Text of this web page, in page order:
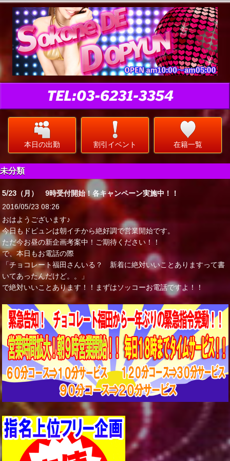
本日の出勤 割引イベント 在籍一覧
未分類
5/23（月） 9時受付開始！各キャンペーン実施中！！
2016/05/23 08:26
おはようございます♪
今日もドピュンは朝イチから絶好調で営業開始です。
ただ今お昼の新企画考案中！ご期待ください！！
で、本日もお電話の際
「チョコレート福田さんいる？ 新着に絶対いいことありますって書
いてあったんだけど。。」
で絶対いいことあります！！まずはソッコーお電話ですよ！！